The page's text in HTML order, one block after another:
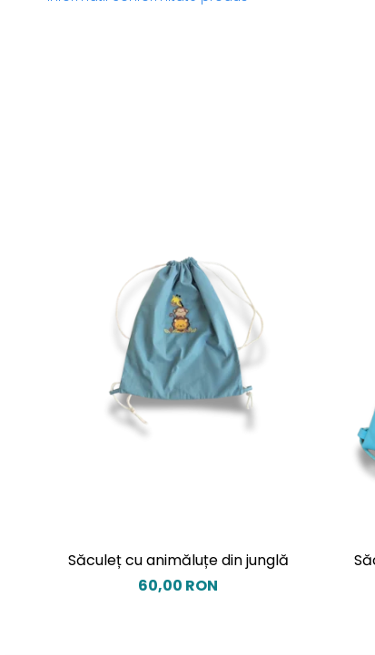
Săculeț cu animăluțe din junglă
60,00 RON